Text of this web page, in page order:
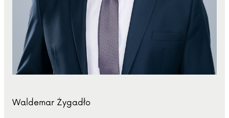
Waldemar Żygadło